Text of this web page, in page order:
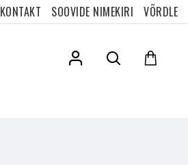
KONTAKT SOOVIDE NIMEKIRI VÕRDLE